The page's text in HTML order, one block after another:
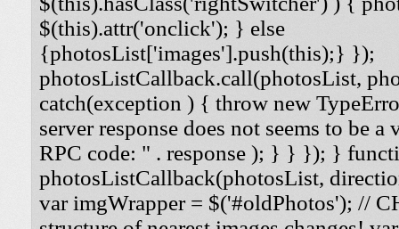
$(this).attr('onclick'); } else
{photosList['images'].push(this);} });
photosListCallback.call(photosList,
catch(exception ) { throw new
server response does not seems to be
RPC code: " . response ); } } }); }
photosListCallback(photosList,
var imgWrapper = $('#oldPhotos'); //